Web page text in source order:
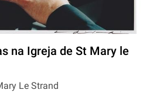
na Igreja de St Mary le
Le Strand